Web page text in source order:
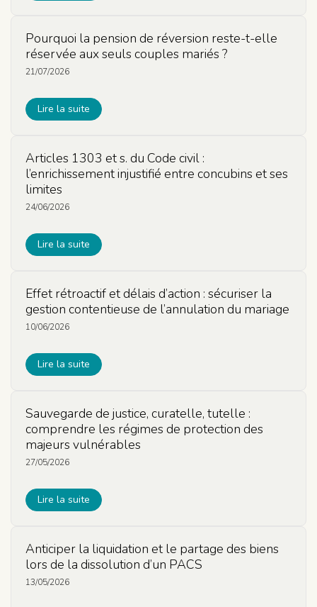
Pourquoi la pension de réversion reste-t-elle
réservée aux seuls couples mariés ?
21/07/2026
Lire la suite
Articles 1303 et s. du Code civil :
l’enrichissement injustifié entre concubins et ses
limites
24/06/2026
Lire la suite
Effet rétroactif et délais d’action : sécuriser la
gestion contentieuse de l’annulation du mariage
10/06/2026
Lire la suite
Sauvegarde de justice, curatelle, tutelle :
comprendre les régimes de protection des
majeurs vulnérables
27/05/2026
Lire la suite
Anticiper la liquidation et le partage des biens
lors de la dissolution d’un PACS
13/05/2026